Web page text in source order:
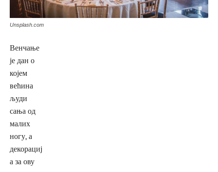
Unsplash.com
Венчање
је дан о
којем
већина
људи
сања од
малих
ногу, а
декорациј
а за ову